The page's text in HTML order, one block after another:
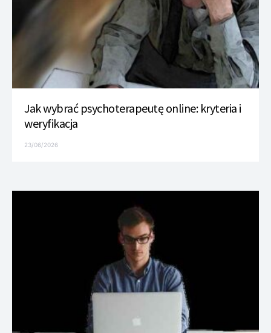
Jak wybrać psychoterapeutę online: kryteria i
weryfikacja
23/06/2026